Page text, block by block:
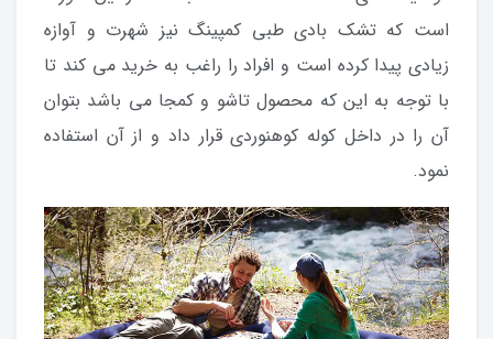
است که تشک بادی طبی کمپینگ نیز شهرت و آوازه
زیادی پیدا کرده است و افراد را راغب به خرید می کند تا
با توجه به این که محصول تاشو و کمجا می باشد بتوان
آن را در داخل کوله کوهنوردی قرار داد و از آن استفاده
نمود.